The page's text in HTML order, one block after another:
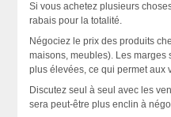
Si vous achetez plusieurs
rabais pour la totalité.
Négociez le prix des produits
maisons, meubles). Les
plus élevées, ce qui permet aux
Discutez seul à seul avec les
sera peut-être plus enclin à